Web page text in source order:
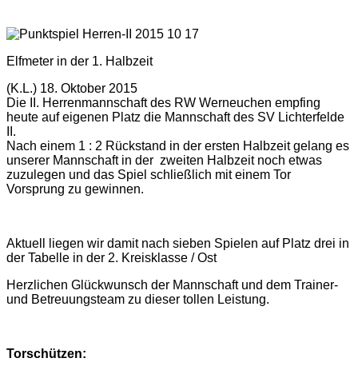
Elfmeter in der 1. Halbzeit
(K.L.) 18. Oktober 2015
Die II. Herrenmannschaft des RW Werneuchen empfing
heute auf eigenen Platz die Mannschaft des SV Lichterfelde
II.
Nach einem 1 : 2 Rückstand in der ersten Halbzeit gelang es
unserer Mannschaft in der zweiten Halbzeit noch etwas
zuzulegen und das Spiel schließlich mit einem Tor
Vorsprung zu gewinnen.
Aktuell liegen wir damit nach sieben Spielen auf Platz drei in
der Tabelle in der 2. Kreisklasse / Ost
Herzlichen Glückwunsch der Mannschaft und dem Trainer-
und Betreuungsteam zu dieser tollen Leistung.
Torschützen: